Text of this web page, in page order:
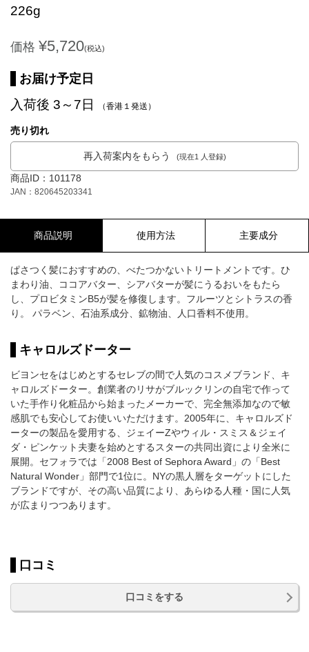
226g
価格 ¥5,720(税込)
お届け予定日
入荷後 3～7日 （香港１発送）
売り切れ
再入荷案内をもらう (現在1 人登録)
商品ID：101178
JAN：820645203341
商品説明 使用方法 主要成分
ぱさつく髪におすすめの、べたつかないトリートメントです。ひ
まわり油、ココアバター、シアバターが髪にうるおいをもたら
し、プロビタミンB5が髪を修復します。フルーツとシトラスの香
り。 パラベン、石油系成分、鉱物油、人口香料不使用。
キャロルズドーター
ビヨンセをはじめとするセレブの間で人気のコスメブランド、キ
ャロルズドーター。創業者のリサがブルックリンの自宅で作って
いた手作り化粧品から始まったメーカーで、完全無添加なので敏
感肌でも安心してお使いいただけます。2005年に、キャロルズド
ーターの製品を愛用する、ジェイーZやウィル・スミス＆ジェイ
ダ・ピンケット夫妻を始めとするスターの共同出資により全米に
展開。セフォラでは「2008 Best of Sephora Award」の「Best
Natural Wonder」部門で1位に。NYの黒人層をターゲットにした
ブランドですが、その高い品質により、あらゆる人種・国に人気
が広まりつつあります。
口コミ
口コミをする